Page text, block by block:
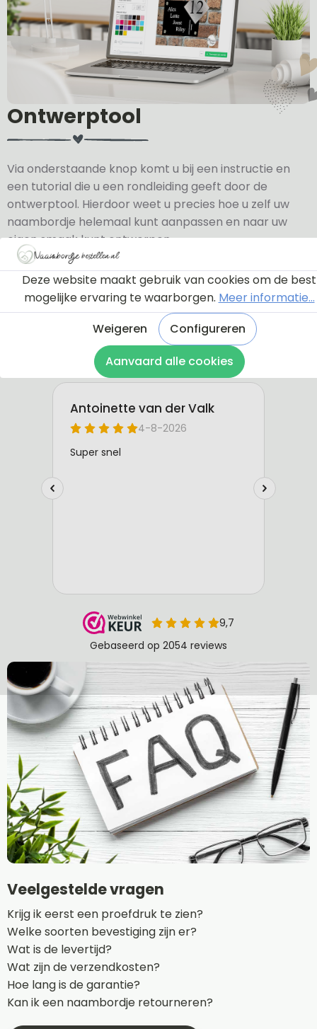
Ontwerptool
Via onderstaande knop komt u bij een instructie en
een tutorial die u een rondleiding geeft door de
ontwerptool. Hierdoor weet u precies hoe u zelf uw
naambordje helemaal kunt aanpassen en naar uw
eigen smaak kunt ontwerpen.
Bekijk de instructie
Veelgestelde vragen
Krijg ik eerst een proefdruk te zien?
Welke soorten bevestiging zijn er?
Wat is de levertijd?
Wat zijn de verzendkosten?
Hoe lang is de garantie?
Kan ik een naambordje retourneren?
Deze website maakt gebruik van cookies om de best
mogelijke ervaring te waarborgen. Meer informatie...
Weigeren
Configureren
Aanvaard alle cookies